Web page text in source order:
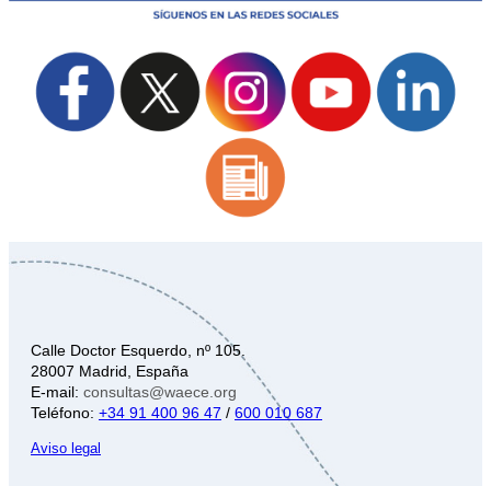
Calle Doctor Esquerdo, nº 105.
28007 Madrid, España
E-mail: consultas@waece.org
Teléfono: +34 91 400 96 47 / 600 010 687
Aviso legal